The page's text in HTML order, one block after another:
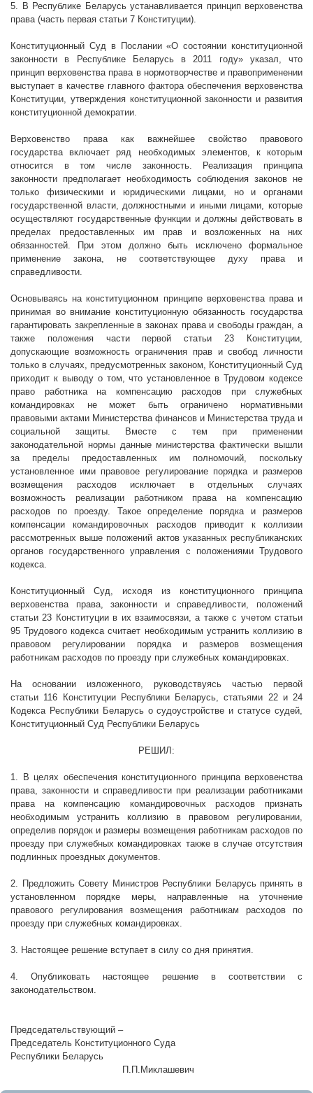
5. В Республике Беларусь устанавливается принцип верховенства
права (часть первая статьи 7 Конституции).
Конституционный Суд в Послании «О состоянии конституционной
законности в Республике Беларусь в 2011 году» указал, что
принцип верховенства права в нормотворчестве и правоприменении
выступает в качестве главного фактора обеспечения верховенства
Конституции, утверждения конституционной законности и развития
конституционной демократии.
Верховенство права как важнейшее свойство правового
государства включает ряд необходимых элементов, к которым
относится в том числе законность. Реализация принципа
законности предполагает необходимость соблюдения законов не
только физическими и юридическими лицами, но и органами
государственной власти, должностными и иными лицами, которые
осуществляют государственные функции и должны действовать в
пределах предоставленных им прав и возложенных на них
обязанностей. При этом должно быть исключено формальное
применение закона, не соответствующее духу права и
справедливости.
Основываясь на конституционном принципе верховенства права и
принимая во внимание конституционную обязанность государства
гарантировать закрепленные в законах права и свободы граждан, а
также положения части первой статьи 23 Конституции,
допускающие возможность ограничения прав и свобод личности
только в случаях, предусмотренных законом, Конституционный Суд
приходит к выводу о том, что установленное в Трудовом кодексе
право работника на компенсацию расходов при служебных
командировках не может быть ограничено нормативными
правовыми актами Министерства финансов и Министерства труда и
социальной защиты. Вместе с тем при применении
законодательной нормы данные министерства фактически вышли
за пределы предоставленных им полномочий, поскольку
установленное ими правовое регулирование порядка и размеров
возмещения расходов исключает в отдельных случаях
возможность реализации работником права на компенсацию
расходов по проезду. Такое определение порядка и размеров
компенсации командировочных расходов приводит к коллизии
рассмотренных выше положений актов указанных республиканских
органов государственного управления с положениями Трудового
кодекса.
Конституционный Суд, исходя из конституционного принципа
верховенства права, законности и справедливости, положений
статьи 23 Конституции в их взаимосвязи, а также с учетом статьи
95 Трудового кодекса считает необходимым устранить коллизию в
правовом регулировании порядка и размеров возмещения
работникам расходов по проезду при служебных командировках.
На основании изложенного, руководствуясь частью первой
статьи 116 Конституции Республики Беларусь, статьями 22 и 24
Кодекса Республики Беларусь о судоустройстве и статусе судей,
Конституционный Суд Республики Беларусь
РЕШИЛ:
1. В целях обеспечения конституционного принципа верховенства
права, законности и справедливости при реализации работниками
права на компенсацию командировочных расходов признать
необходимым устранить коллизию в правовом регулировании,
определив порядок и размеры возмещения работникам расходов по
проезду при служебных командировках также в случае отсутствия
подлинных проездных документов.
2. Предложить Совету Министров Республики Беларусь принять в
установленном порядке меры, направленные на уточнение
правового регулирования возмещения работникам расходов по
проезду при служебных командировках.
3. Настоящее решение вступает в силу со дня принятия.
4. Опубликовать настоящее решение в соответствии с
законодательством.
Председательствующий –
Председатель Конституционного Суда
Республики Беларусь
П.П.Миклашевич